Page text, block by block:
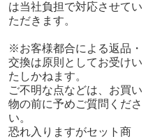
は当社負担で対応させてい
ただきます。
※お客様都合による返品・
交換は原則としてお受けい
たしかねます。
ご不明な点などは、お買い
物の前に予めご質問くださ
い。
恐れ入りますがセット商